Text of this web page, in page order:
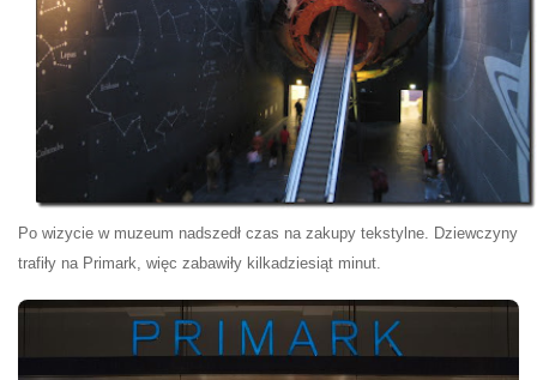
Po wizycie w muzeum nadszedł czas na zakupy tekstylne. Dziewczyny
trafiły na Primark, więc zabawiły kilkadziesiąt minut.